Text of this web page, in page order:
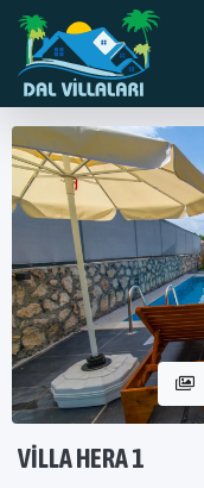
VILLA HERA 1